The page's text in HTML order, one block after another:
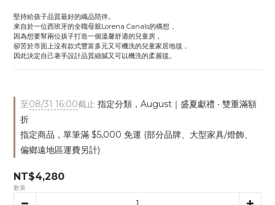
堅持給孩子品質最好的織品陪伴。
來自於一位西班牙的全職母親Lorena Canals的構想，
因為想要幫兩位孩子打造一個溫馨舒適的兒童房，
卻苦於市面上沒有款式豐富多元又可機洗的兒童家居地毯，
因此決定自己著手設計品質細膩又可以機洗的柔麗毯。
至08/31 16:00截止 指定分類，August｜盛夏獻禮 ‧ 雙重滿額
折
指定商品，單筆滿 $5,000 免運 (部分品牌、大型家具/燈飾、
偏鄉遠地區運費另計)
NT$4,280
數量